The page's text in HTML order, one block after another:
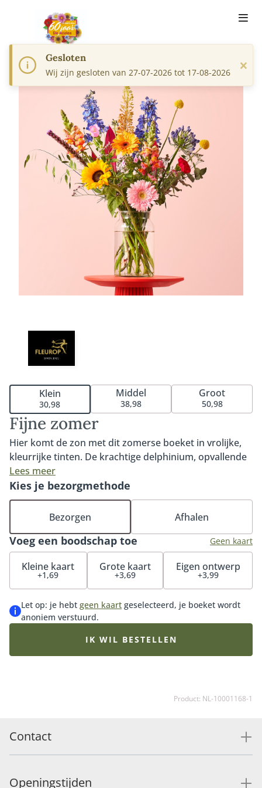
Fijne zomer
Hier komt de zon met dit zomerse boeket in vrolijke,
kleurrijke tinten. De krachtige delphinium, opvallende
zonnebloem en speelse gerbera in combinatie met de
mooiste seizoensbloemen maken van dit boeket een
waar plaatje om naar te kijken. Wie verras jij met dit
zomerboeket? Tip: bestel onze bijpassende vaas,
heerlijke chocolade en bonbons of Bottega Zero
Prosecco bij het boeket voor de ultieme verrassing.
Lees meer
Klein
30,98
Middel
38,98
Groot
50,98
Voeg een boodschap toe Geen kaart
Kleine kaart
+1,69
Grote kaart
+3,69
Eigen ontwerp
+3,99
Let op: je hebt geen kaart geselecteerd, je boeket wordt
anoniem verstuurd.
Kies je bezorgmethode
Bezorgen Afhalen
IK WIL BESTELLEN
Product: NL-10001168-1
Contact
Openingstijden
Gesloten
Wij zijn gesloten van 27-07-2026 tot 17-08-2026 ×